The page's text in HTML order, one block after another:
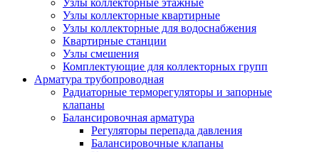
Узлы коллекторные этажные
Узлы коллекторные квартирные
Узлы коллекторные для водоснабжения
Квартирные станции
Узлы смешения
Комплектующие для коллекторных групп
Арматура трубопроводная
Радиаторные терморегуляторы и запорные
клапаны
Балансировочная арматура
Регуляторы перепада давления
Балансировочные клапаны